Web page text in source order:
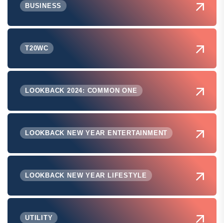
BUSINESS
T20WC
LOOKBACK 2024: COMMON ONE
LOOKBACK NEW YEAR ENTERTAINMENT
LOOKBACK NEW YEAR LIFESTYLE
UTILITY